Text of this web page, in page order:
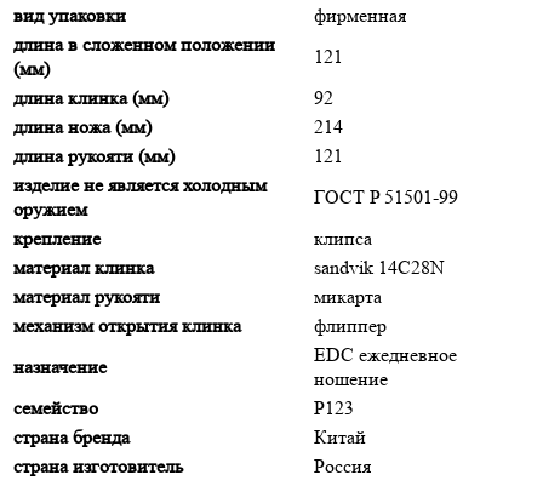
вид упаковки
фирменная
длина в сложенном положении
(мм)
121
длина клинка (мм)
92
длина ножа (мм)
214
длина рукояти (мм)
121
изделие не является холодным
оружием
ГОСТ P 51501-99
крепление
клипса
материал клинка
sandvik 14C28N
материал рукояти
микарта
механизм открытия клинка
флиппер
назначение
EDC ежедневное
ношение
семейство
P123
страна бренда
Китай
страна изготовитель
Россия